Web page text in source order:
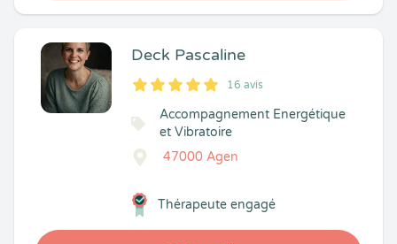
Deck Pascaline
5
1
5
16 16 avis
Accompagnement Energétique
et Vibratoire
47000 Agen
Thérapeute engagé